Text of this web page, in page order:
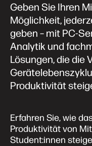
Geben Sie Ihren
Möglichkeit,
geben – mit PC-
Analytik und
Lösungen, die die
Produktivität
Erfahren Sie, wie
Produktivität von
Student:innen